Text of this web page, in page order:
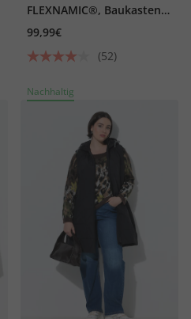
FLEXNAMIC®, Baukasten
Zeus, bis Gr. 72/36
99,99€
(52)
Nachhaltig